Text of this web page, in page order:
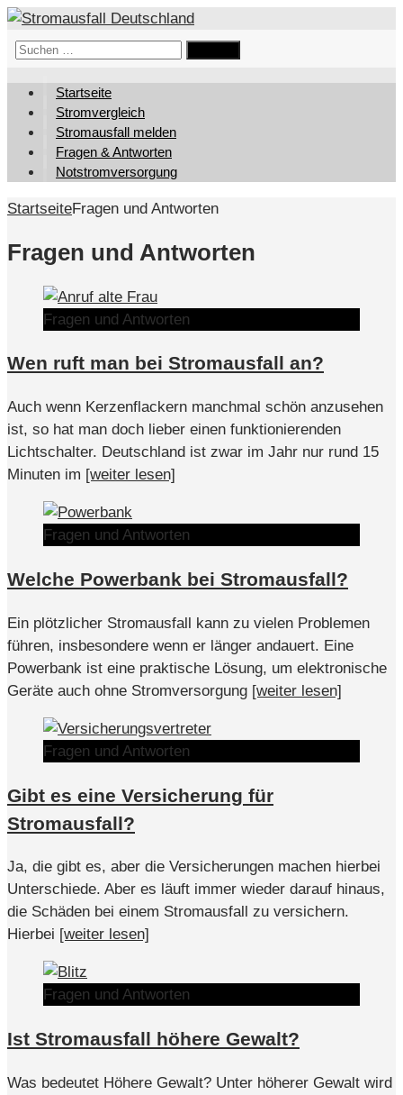
Suchen
Startseite
Stromvergleich
Stromausfall melden
Fragen & Antworten
Notstromversorgung
StartseiteFragen und Antworten
Fragen und Antworten
Fragen und Antworten
Wen ruft man bei Stromausfall an?
Auch wenn Kerzenflackern manchmal schön anzusehen
ist, so hat man doch lieber einen funktionierenden
Lichtschalter. Deutschland ist zwar im Jahr nur rund 15
Minuten im [weiter lesen]
Fragen und Antworten
Welche Powerbank bei Stromausfall?
Ein plötzlicher Stromausfall kann zu vielen Problemen
führen, insbesondere wenn er länger andauert. Eine
Powerbank ist eine praktische Lösung, um elektronische
Geräte auch ohne Stromversorgung [weiter lesen]
Fragen und Antworten
Gibt es eine Versicherung für
Stromausfall?
Ja, die gibt es, aber die Versicherungen machen hierbei
Unterschiede. Aber es läuft immer wieder darauf hinaus,
die Schäden bei einem Stromausfall zu versichern.
Hierbei [weiter lesen]
Fragen und Antworten
Ist Stromausfall höhere Gewalt?
Was bedeutet Höhere Gewalt? Unter höherer Gewalt wird